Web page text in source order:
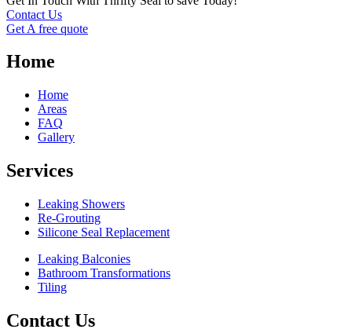
Contact Us
Get A free quote
Home
Home
Areas
FAQ
Gallery
Services
Leaking Showers
Re-Grouting
Silicone Seal Replacement
Leaking Balconies
Bathroom Transformations
Tiling
Contact Us